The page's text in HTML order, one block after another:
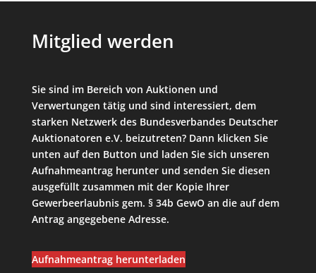
Mitglied werden
Sie sind im Bereich von Auktionen und
Verwertungen tätig und sind interessiert, dem
starken Netzwerk des Bundesverbandes Deutscher
Auktionatoren e.V. beizutreten? Dann klicken Sie
unten auf den Button und laden Sie sich unseren
Aufnahmeantrag herunter und senden Sie diesen
ausgefüllt zusammen mit der Kopie Ihrer
Gewerbeerlaubnis gem. § 34b GewO an die auf dem
Antrag angegebene Adresse.
Aufnahmeantrag herunterladen